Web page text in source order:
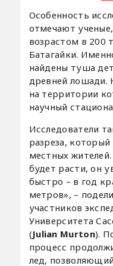
Особенность
отмечают
возрастом в 200
Батагайки.
найдены туша
древней лошади.
на территории
научный
Исследователи
разреза,
местных жителей.
будет расти, он
быстро – в год
метров», –
участников
Университета
(Julian Murton).
процесс
лед,